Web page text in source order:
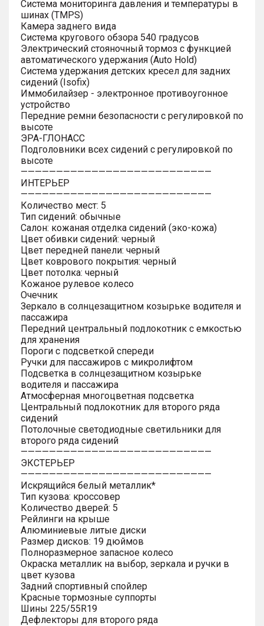
Система мониторинга давления и температуры в
шинах (TMPS)
Камера заднего вида
Система кругового обзора 540 градусов
Электрический стояночный тормоз с функцией
автоматического удержания (Auto Hold)
Система удержания детских кресел для задних
сидений (Isofix)
Иммобилайзер - электронное противоугонное
устройство
Передние ремни безопасности с регулировкой по
высоте
ЭРА-ГЛОНАСС
Подголовники всех сидений с регулировкой по
высоте
———————————————————————————
ИНТЕРЬЕР
———————————————————————————
Количество мест: 5
Тип сидений: обычные
Салон: кожаная отделка сидений (эко-кожа)
Цвет обивки сидений: черный
Цвет передней панели: черный
Цвет коврового покрытия: черный
Цвет потолка: черный
Кожаное рулевое колесо
Очечник
Зеркало в солнцезащитном козырьке водителя и
пассажира
Передний центральный подлокотник с емкостью
для хранения
Пороги с подсветкой спереди
Ручки для пассажиров с микролифтом
Подсветка в солнцезащитном козырьке
водителя и пассажира
Атмосферная многоцветная подсветка
Центральный подлокотник для второго ряда
сидений
Потолочные светодиодные светильники для
второго ряда сидений
———————————————————————————
ЭКСТЕРЬЕР
———————————————————————————
Искрящийся белый металлик*
Тип кузова: кроссовер
Количество дверей: 5
Рейлинги на крыше
Алюминиевые литые диски
Размер дисков: 19 дюймов
Полноразмерное запасное колесо
Окраска металлик на выбор, зеркала и ручки в
цвет кузова
Задний спортивный спойлер
Красные тормозные суппорты
Шины 225/55R19
Дефлекторы для второго ряда